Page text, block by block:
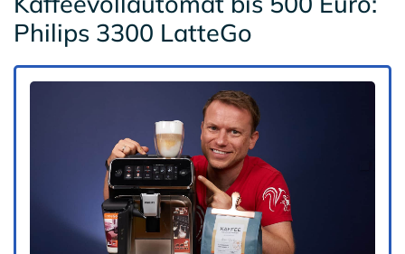
Philips 3300 LatteGo